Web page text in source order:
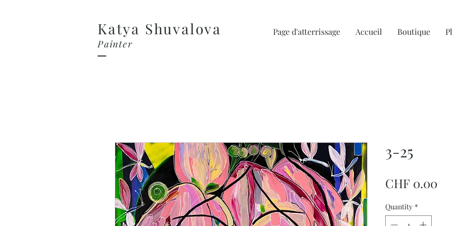
Page d'atterrissage Accueil Boutique
Katya Shuvalova
Painter
3-25
CHF 0.00
Quantity *